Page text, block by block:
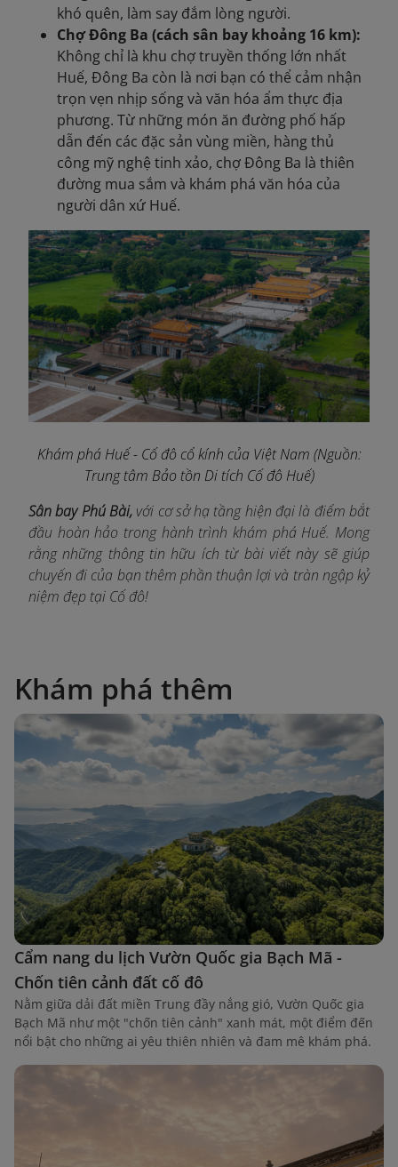
khó quên, làm say đắm lòng người.
Chợ Đông Ba (cách sân bay khoảng 16 km):
Không chỉ là khu chợ truyền thống lớn nhất
Huế, Đông Ba còn là nơi bạn có thể cảm nhận
trọn vẹn nhịp sống và văn hóa ẩm thực địa
phương. Từ những món ăn đường phố hấp
dẫn đến các đặc sản vùng miền, hàng thủ
công mỹ nghệ tinh xảo, chợ Đông Ba là thiên
đường mua sắm và khám phá văn hóa của
người dân xứ Huế.
Khám phá Huế - Cố đô cổ kính của Việt Nam (Nguồn:
Trung tâm Bảo tồn Di tích Cố đô Huế)
Sân bay Phú Bài, với cơ sở hạ tầng hiện đại là điểm bắt
đầu hoàn hảo trong hành trình khám phá Huế. Mong
rằng những thông tin hữu ích từ bài viết này sẽ giúp
chuyến đi của bạn thêm phần thuận lợi và tràn ngập kỷ
niệm đẹp tại Cố đô!
Khám phá thêm
Cẩm nang du lịch Vườn Quốc gia Bạch Mã -
Chốn tiên cảnh đất cố đô
Nằm giữa dải đất miền Trung đầy nắng gió, Vườn Quốc gia
Bạch Mã như một "chốn tiên cảnh" xanh mát, một điểm đến
nổi bật cho những ai yêu thiên nhiên và đam mê khám phá.